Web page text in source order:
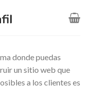
donde puedas
un sitio web que
a los clientes es